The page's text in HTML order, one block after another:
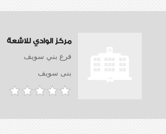
مركز الوادي للاشعة
فرع بني سويف
بنى سويف